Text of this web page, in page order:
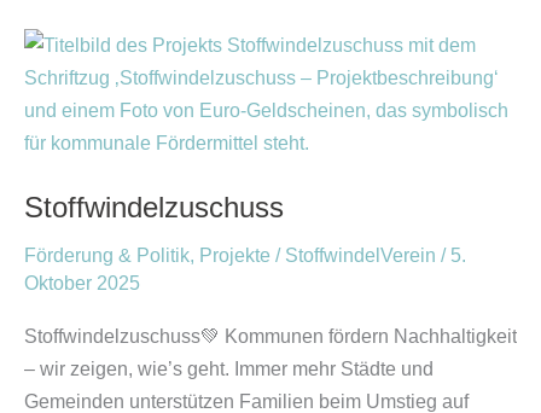
Stoffwindelzuschuss
Förderung & Politik, Projekte / StoffwindelVerein / 5.
Oktober 2025
Stoffwindelzuschuss💚 Kommunen fördern Nachhaltigkeit
– wir zeigen, wie’s geht. Immer mehr Städte und
Gemeinden unterstützen Familien beim Umstieg auf
Stoffwindelzuschuss